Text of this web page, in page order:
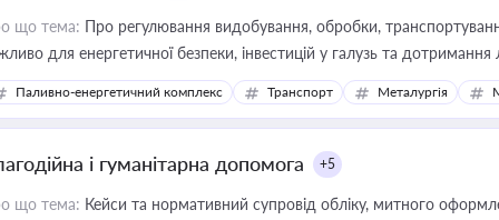
що тема: Про регулювання видобування, обробки,
для енергетичної безпеки, інвестицій у галузь та дотримання
Паливно-енергетичний комплекс Транспорт Металургія
і гуманітарна допомога +5
що тема: Кейси та нормативний супровід обліку, митного